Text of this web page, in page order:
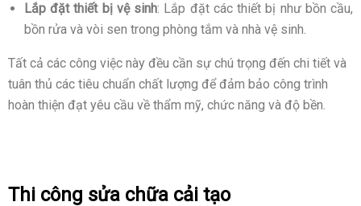
Lắp đặt thiết bị vệ sinh: Lắp đặt các thiết bị như bồn cầu,
bồn rửa và vòi sen trong phòng tắm và nhà vệ sinh.
Tất cả các công việc này đều cần sự chú trọng đến chi tiết và
tuân thủ các tiêu chuẩn chất lượng để đảm bảo công trình
hoàn thiện đạt yêu cầu về thẩm mỹ, chức năng và độ bền.
Thi công sửa chữa cải tạo